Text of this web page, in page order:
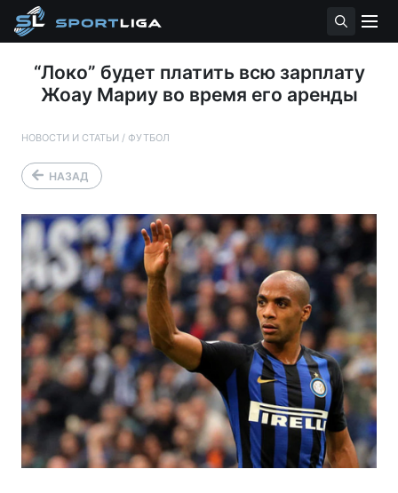
“Локо” будет платить всю зарплату
Жоау Мариу во время его аренды
НОВОСТИ И СТАТЬИ / ФУТБОЛ
НАЗАД